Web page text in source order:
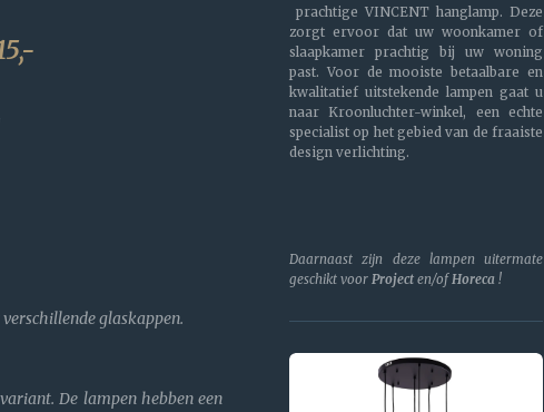
glaskappen.
De lampen hebben een
prachtige VINCENT hanglamp. Deze
zorgt ervoor dat uw woonkamer of
slaapkamer prachtig bij uw woning
past. Voor de mooiste betaalbare en
kwalitatief uitstekende lampen gaat u
naar Kroonluchter-winkel, een echte
specialist op het gebied van de fraaiste
design verlichting.
Daarnaast zijn deze lampen uitermate
geschikt voor Project en/of Horeca !